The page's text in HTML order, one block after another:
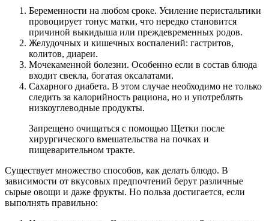
Беременности на любом сроке. Усиление перистальтики
провоцирует тонус матки, что нередко становится
причиной выкидыша или преждевременных родов.
Желудочных и кишечных воспалений: гастритов,
колитов, диареи.
Мочекаменной болезни. Особенно если в состав блюда
входит свекла, богатая оксалатами.
Сахарного диабета. В этом случае необходимо не только
следить за калорийность рациона, но и употреблять
низкоуглеводные продукты.
Запрещено очищаться с помощью Щетки после
хирургического вмешательства на почках и
пищеварительном тракте.
Существует множество способов, как делать блюдо. В
зависимости от вкусовых предпочтений берут различные
сырые овощи и даже фрукты. Но польза достигается, если
выполнять правильно: